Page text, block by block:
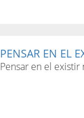
PENSAR EN EL
Pensar en el